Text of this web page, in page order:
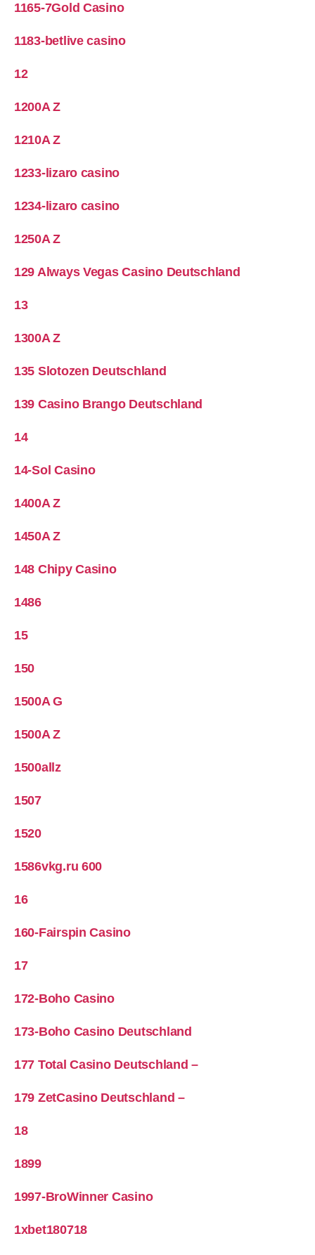
1165-7Gold Casino
1183-betlive casino
12
1200A Z
1210A Z
1233-lizaro casino
1234-lizaro casino
1250A Z
129 Always Vegas Casino Deutschland
13
1300A Z
135 Slotozen Deutschland
139 Casino Brango Deutschland
14
14-Sol Casino
1400A Z
1450A Z
148 Chipy Casino
1486
15
150
1500A G
1500A Z
1500allz
1507
1520
1586vkg.ru 600
16
160-Fairspin Casino
17
172-Boho Casino
173-Boho Casino Deutschland
177 Total Casino Deutschland –
179 ZetCasino Deutschland –
18
1899
1997-BroWinner Casino
1xbet180718